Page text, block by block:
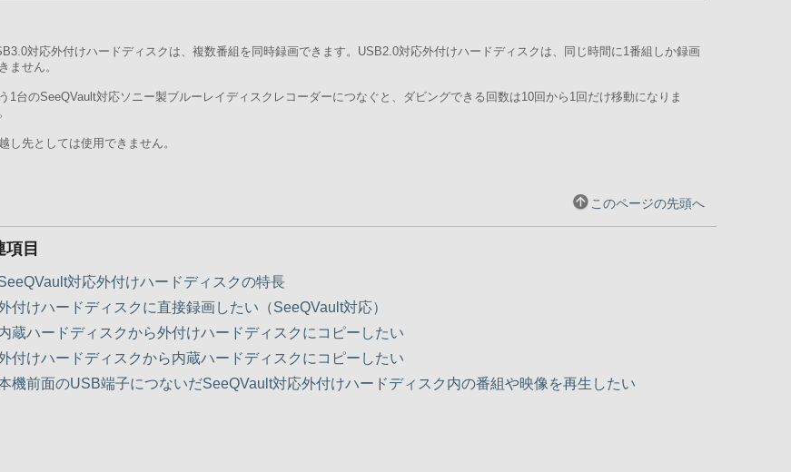
対応外付けハードディスクは、複数番組を同時録画できます。USB2.0対応外付けハードディスクは、同じ時間に1番組しか録画
ません。
1台のSeeQVault対応ソニー製ブルーレイディスクレコーダーにつなぐと、ダビングできる回数は10回から1回だけ移動になりま
し先としては使用できません。
このページの先頭へ
項目
対応外付けハードディスクの特長
付けハードディスクに直接録画したい（SeeQVault対応）
蔵ハードディスクから外付けハードディスクにコピーしたい
付けハードディスクから内蔵ハードディスクにコピーしたい
機前面のUSB端子につないだSeeQVault対応外付けハードディスク内の番組や映像を再生したい